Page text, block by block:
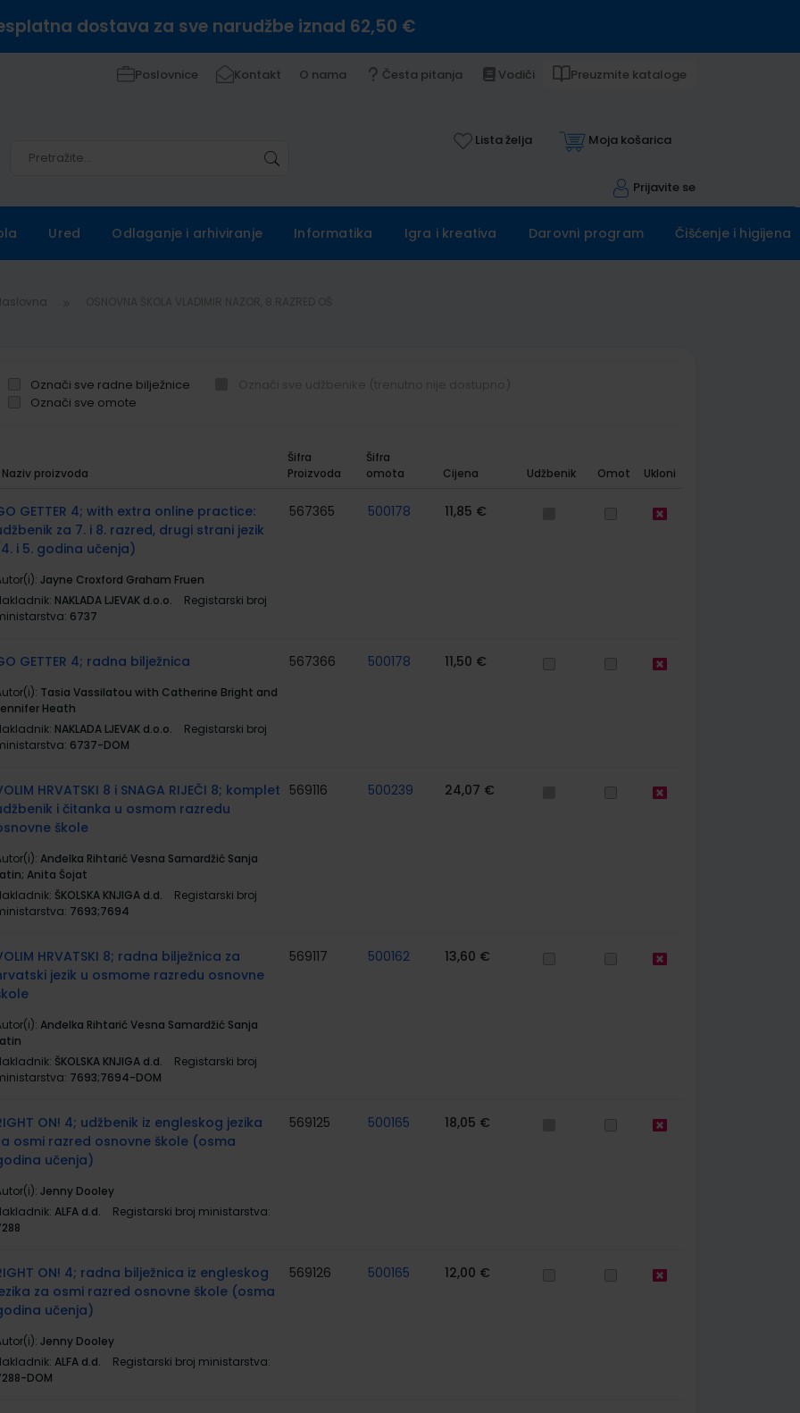
dostava za sve narudžbe iznad 62,50 €
Poslovnice Kontakt O nama Česta pitanja Vodiči Preuzmite kataloge
Lista želja Moja košarica
Prijavite se
Ured Odlaganje i arhiviranje Informatika Igra i kreativa Darovni program Čišćenje i higijena
Označi sve radne bilježnice
Označi sve omote
Naziv proizvoda
Šifra
Proizvoda
Šifra
omota
Cijena Udžbenik Omot Ukloni
GETTER 4; with extra online practice:
za 7. i 8. razred, drugi strani jezik
i 5. godina učenja)
Jayne Croxford Graham Fruen
NAKLADA LJEVAK d.o.o.
Registarski broj
6737
567365 500178 11,85 €
GETTER 4; radna bilježnica
Tasia Vassilatou with Catherine Bright and
Heath
NAKLADA LJEVAK d.o.o.
Registarski broj
6737-DOM
567366 500178 11,50 €
HRVATSKI 8 i SNAGA RIJEČI 8; komplet
i čitanka u osmom razredu
škole
Anđelka Rihtarić Vesna Samardžić Sanja
Anita Šojat
ŠKOLSKA KNJIGA d.d.
Registarski broj
7693;7694
569116 500239 24,07 €
HRVATSKI 8; radna bilježnica za
jezik u osmome razredu osnovne
Anđelka Rihtarić Vesna Samardžić Sanja
ŠKOLSKA KNJIGA d.d.
Registarski broj
7693;7694-DOM
569117 500162 13,60 €
ON! 4; udžbenik iz engleskog jezika
osmi razred osnovne škole (osma
učenja)
Jenny Dooley
ALFA d.d.
Registarski broj ministarstva:
569125 500165 18,05 €
ON! 4; radna bilježnica iz engleskog
za osmi razred osnovne škole (osma
učenja)
Jenny Dooley
ALFA d.d.
Registarski broj ministarstva:
DOM
569126 500165 12,00 €